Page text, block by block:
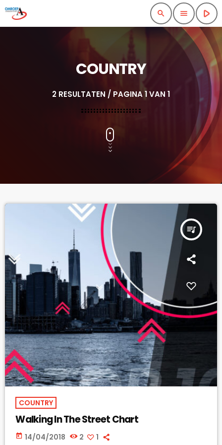
search menu play_arrow
COUNTRY
2 RESULTATEN / PAGINA 1 VAN 1
queue_music
COUNTRY
Walking In The Street Chart
today 14/04/2018 2 1